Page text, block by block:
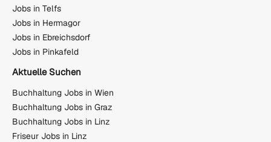
Jobs in Telfs
Jobs in Hermagor
Jobs in Ebreichsdorf
Jobs in Pinkafeld
Aktuelle Suchen
Buchhaltung Jobs in Wien
Buchhaltung Jobs in Graz
Buchhaltung Jobs in Linz
Friseur Jobs in Linz